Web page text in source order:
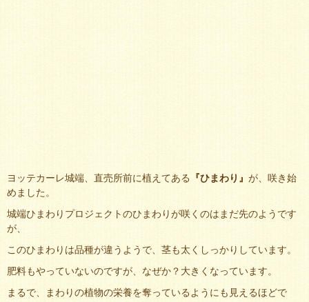
ヨッテカーレ城端、直売所前に植えてある 『ひまわり』 が、咲き始
めました。
城端ひまわりプロジェクトのひまわりが咲くのはまだ先のようです
が、
このひまわりは品種が違うようで、茎も太くしっかりしています。
肥料もやっていないのですが、なぜか？大きくなっています。
まるで、まわりの植物の栄養を奪っているようにも見えるほどで